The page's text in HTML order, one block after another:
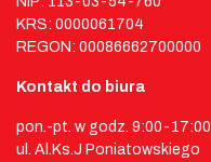
KRS: 0000061704
REGON: 00086662700000
Kontakt do biura
pon.-pt. w godz. 9:00-17:00
ul. Al.Ks.J Poniatowskiego